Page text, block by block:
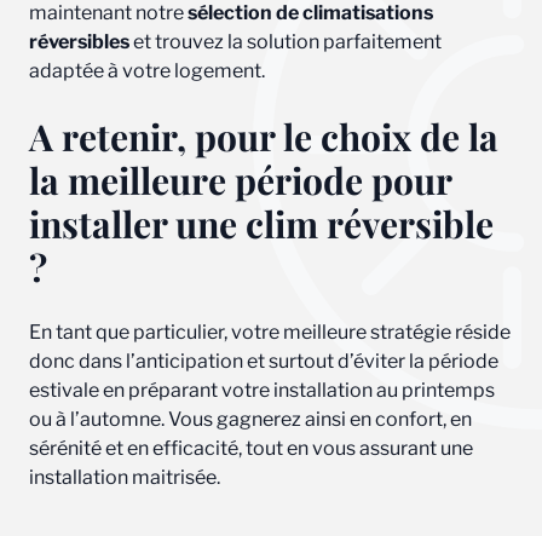
maintenant notresélection de climatisations
réversibleset trouvez la solution parfaitement
adaptée à votre logement.
A retenir, pour le choix de la
la meilleure période pour
installer une clim réversible
?
En tant que particulier, votre meilleure stratégie réside
donc dans l’anticipation et surtout d’éviter la période
estivale en préparant votre installation au printemps
ou à l’automne. Vous gagnerez ainsi en confort, en
sérénité et en efficacité, tout en vous assurant une
installation maitrisée.